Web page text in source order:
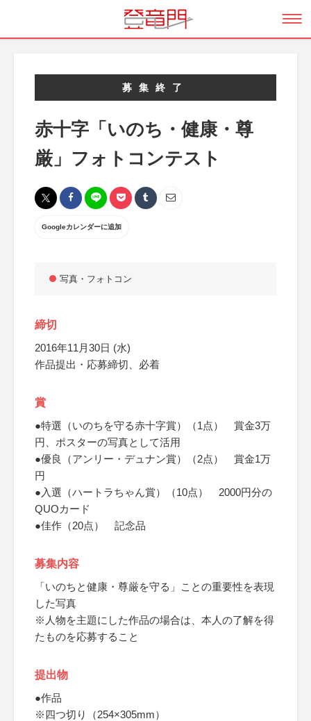
募集終了
赤十字「いのち・健康・尊
厳」フォトコンテスト
Googleカレンダーに追加
写真・フォトコン
締切
2016年11月30日 (水)
作品提出・応募締切、必着
賞
●特選（いのちを守る赤十字賞）（1点） 賞金3万
円、ポスターの写真として活用
●優良（アンリー・デュナン賞）（2点） 賞金1万
円
●入選（ハートラちゃん賞）（10点） 2000円分の
QUOカード
●佳作（20点） 記念品
募集内容
「いのちと健康・尊厳を守る」ことの重要性を表現
した写真
※人物を主題にした作品の場合は、本人の了解を得
たものを応募すること
提出物
●作品
※四つ切り（254×305mm）